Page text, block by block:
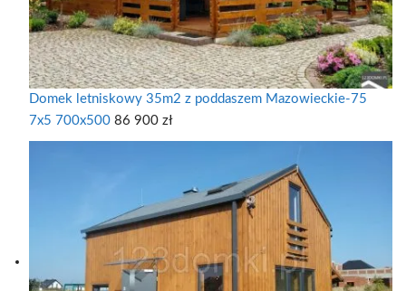
Domek letniskowy 35m2 z poddaszem Mazowieckie-75
7x5 700x500 86 900 zł